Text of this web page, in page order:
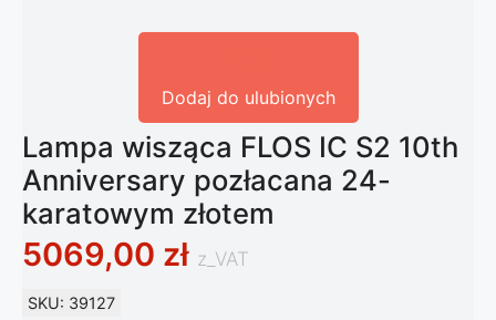
Dodaj do ulubionych
Lampa wisząca FLOS IC S2 10th
Anniversary pozłacana 24-
karatowym złotem
5069,00 zł z_VAT
SKU: 39127